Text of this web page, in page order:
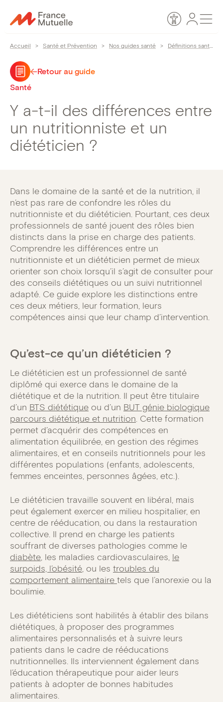
au
Accessibilité
Espace
Accueil > Santé et Prévention > Nos guides santé > Définitions santé
Retour au guide
Santé
Y a-t-il des différences entre
un nutritionniste et un
diététicien ?
Dans le domaine de la santé et de la nutrition, il
n’est pas rare de confondre les rôles du
nutritionniste et du diététicien. Pourtant, ces deux
professionnels de santé jouent des rôles bien
distincts dans la prise en charge des patients.
Comprendre les différences entre un
nutritionniste et un diététicien permet de mieux
orienter son choix lorsqu’il s’agit de consulter pour
des conseils diététiques ou un suivi nutritionnel
adapté. Ce guide explore les distinctions entre
ces deux métiers, leur formation, leurs
compétences ainsi que leur champ d’intervention.
Qu’est-ce qu’un diététicien ?
Le diététicien est un professionnel de santé
diplômé qui exerce dans le domaine de la
diététique et de la nutrition. Il peut être titulaire
d’un BTS diététique ou d’un BUT génie biologique
parcours diététique et nutrition. Cette formation
permet d’acquérir des compétences en
alimentation équilibrée, en gestion des régimes
alimentaires, et en conseils nutritionnels pour les
différentes populations (enfants, adolescents,
femmes enceintes, personnes âgées, etc.).
Le diététicien travaille souvent en libéral, mais
peut également exercer en milieu hospitalier, en
centre de rééducation, ou dans la restauration
collective. Il prend en charge les patients
souffrant de diverses pathologies comme le
diabète, les maladies cardiovasculaires, le
surpoids, l’obésité, ou les troubles du
comportement alimentaire tels que l’anorexie ou la
boulimie.
Les diététiciens sont habilités à établir des bilans
diététiques, à proposer des programmes
alimentaires personnalisés et à suivre leurs
patients dans le cadre de rééducations
nutritionnelles. Ils interviennent également dans
l’éducation thérapeutique pour aider leurs
patients à adopter de bonnes habitudes
alimentaires.